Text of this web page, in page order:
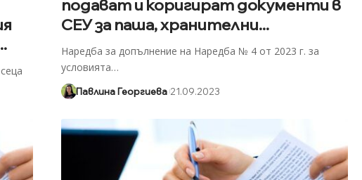
подават и коригират документи в
СЕУ за паша, хранителни...
Наредба за допълнение на Наредба № 4 от 2023 г. за
условията…
Павлина Георгиева 21.09.2023